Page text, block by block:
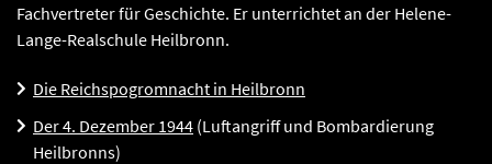
Fachvertreter für Geschichte. Er unterrichtet an der Helene-
Lange-Realschule Heilbronn.
Die Reichspogromnacht in Heilbronn
Der 4. Dezember 1944 (Luftangriff und Bombardierung
Heilbronns)